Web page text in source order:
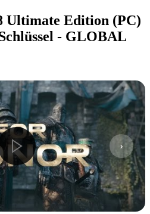
Ultimate Edition (PC)
- GLOBAL